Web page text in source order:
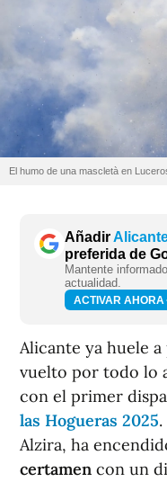
El humo de una mascletà en
Añadir
preferida de
Mantente
actualidad.
ACTIVAR AHORA
Alicante ya huele a
vuelto por todo lo
con el primer
las Hogueras 2025
Alzira, ha
certamen con un